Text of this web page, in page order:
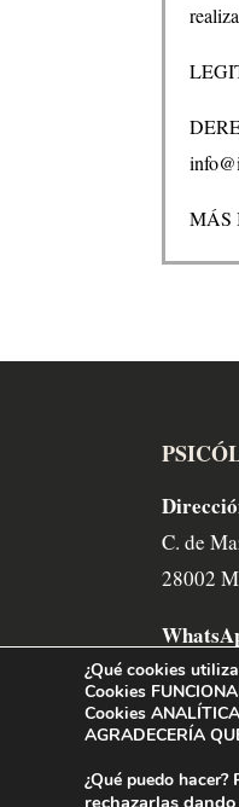
MÁS
C. de
28002
(+34)
¿Qué cookies
Cookies
Cookies
AGRADECERÍA
¿Qué puedo hacer?
rechazarlas dando